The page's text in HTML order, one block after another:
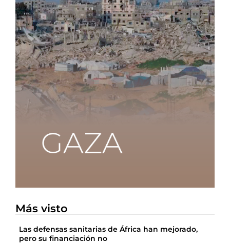
Más visto
Las defensas sanitarias de África han mejorado,
pero su financiación no